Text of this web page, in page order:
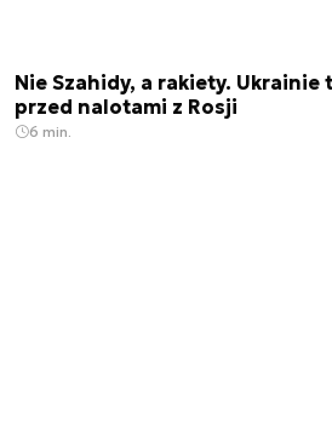
Nie Szahidy, a rakiety.
przed nalotami z Rosji
6 min.